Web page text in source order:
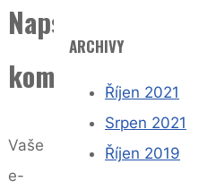
Napsat
komentář
Vaše
e-
ARCHIVY
Říjen 2021
Srpen 2021
Říjen 2019